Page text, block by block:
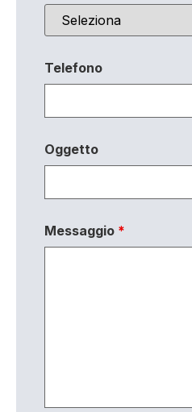
Telefono
Oggetto
Messaggio *